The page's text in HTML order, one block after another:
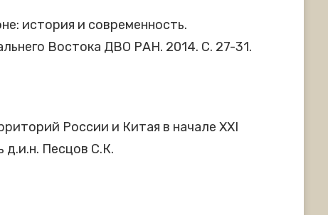
история и современность.
Востока ДВО РАН. 2014. С. 27-31.
России и Китая в начале XXI
д.и.н. Песцов С.К.